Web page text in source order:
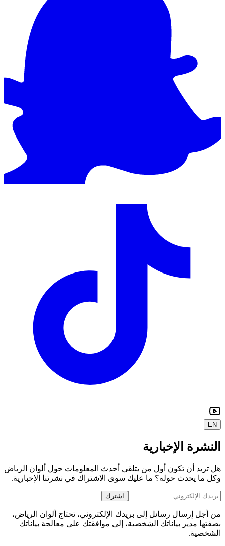
EN
النشرة الإخبارية
هل تريد أن تكون أول من يتلقى أحدث المعلومات حول ألوان الرياض
وكل ما يحدث حوله؟ ما عليك سوى الاشتراك في نشرتنا الإخبارية.
اشترك
من أجل إرسال رسائل إلى بريدك الإلكتروني، تحتاج ألوان الرياض،
بصفتها مدير بياناتك الشخصية، إلى موافقتك على معالجة بياناتك
الشخصية.